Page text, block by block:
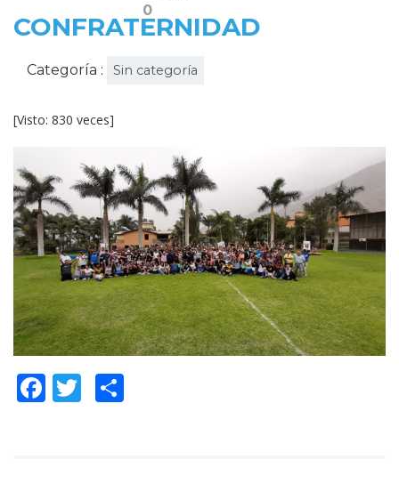
0
CONFRATERNIDAD
Categoría : Sin categoría
[Visto: 830 veces]
Facebook
Twitter